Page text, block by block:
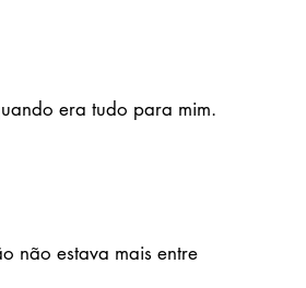
era tudo para mim.
não estava mais entre